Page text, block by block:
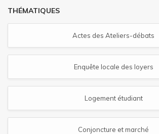
THÉMATIQUES
Actes des Ateliers-débats
Enquête locale des loyers
Logement étudiant
Conjoncture et marché